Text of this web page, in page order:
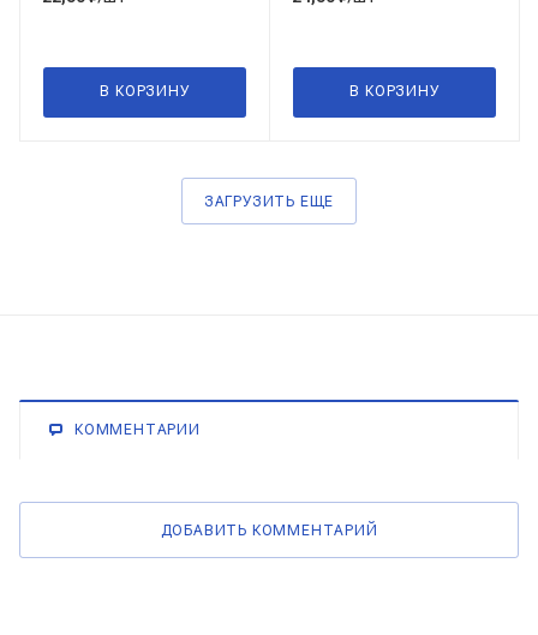
В КОРЗИНУ В КОРЗИНУ
ЗАГРУЗИТЬ ЕЩЕ
КОММЕНТАРИИ
ДОБАВИТЬ КОММЕНТАРИЙ